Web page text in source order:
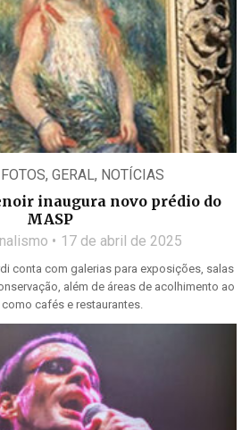
FOTOS, GERAL, NOTÍCIAS
inaugura novo prédio do
MASP
17 de abril de 2025
conta com galerias para exposições, salas
além de áreas de acolhimento ao
cafés e restaurantes.